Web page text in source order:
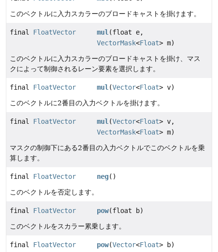
このベクトルに入力スカラーのブロードキャストを掛けます。
final FloatVector mul (float e,
VectorMask<Float> m)
このベクトルに入力スカラーのブロードキャストを掛け、マス
クによって制御されるレーン要素を選択します。
final FloatVector mul (Vector<Float> v)
このベクトルに2番目の入力ベクトルを掛けます。
final FloatVector mul (Vector<Float> v,
VectorMask<Float> m)
マスクの制御下にある2番目の入力ベクトルでこのベクトルを乗
算します。
final FloatVector neg()
このベクトルを否定します。
final FloatVector pow(float b)
このベクトルをスカラー累乗します。
final FloatVector pow(Vector<Float> b)